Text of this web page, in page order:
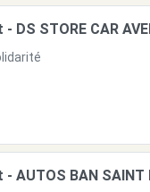
DS STORE CAR
AUTOS BAN